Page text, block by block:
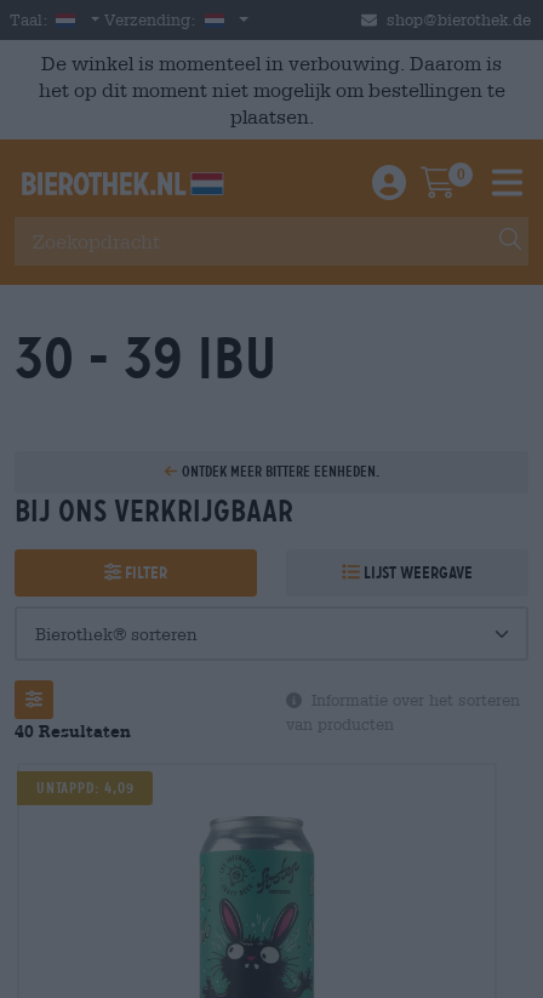
Skip to main content
Taal: Dutch
Verzending: Nederland shop@bierothek.de
De winkel is momenteel in verbouwing. Daarom is
het op dit moment niet mogelijk om bestellingen te
plaatsen.
Einloggen /
0
30 - 39 IBU
Ontdek meer bittere eenheden.
Bij ons verkrijgbaar
Filter Lijst weergave
40 Resultaten
Informatie over het sorteren
van producten
UNTAPPD: 4,09